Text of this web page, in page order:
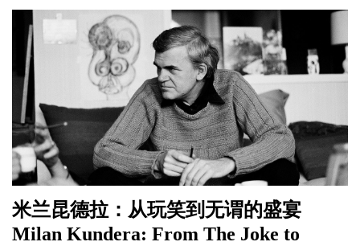
米兰昆德拉：从玩笑到无谓的盛宴
Milan Kundera: From The Joke to